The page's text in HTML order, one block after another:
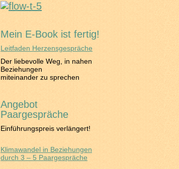
Mein E-Book ist fertig!
Leitfaden Herzensgespräche
Der liebevolle Weg, in nahen
Beziehungen
miteinander zu sprechen
Angebot
Paargespräche
Einführungspreis verlängert!
Klimawandel in Beziehungen
durch 3 – 5 Paargespräche